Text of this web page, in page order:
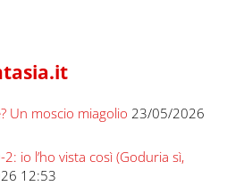
Un moscio miagolio 23/05/2026
io l’ho vista così (Goduria sì,
12:53